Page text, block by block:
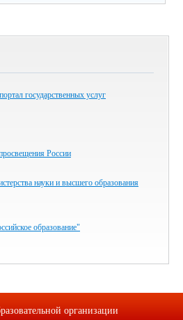
государственных услуг
России
науки и высшего образования
образование"
организации